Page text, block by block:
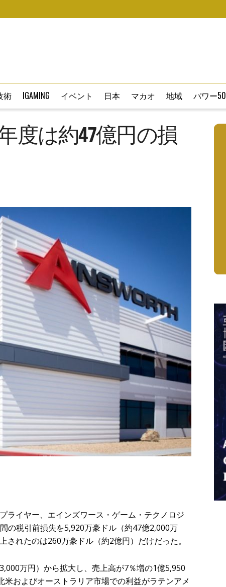
術 IGAMING イベント 日本 マカオ 地域 パワー50
度は約47億円の損
ライヤー、エインズワース・ゲーム・テクノロジ
の税引前損失を5,920万豪ドル（約47億2,000万
れたのは260万豪ドル（約2億円）だけだった。
万円）から拡大し、売上高が7％増の1億5,950
およびオーストラリア市場での利益がラテンアメ